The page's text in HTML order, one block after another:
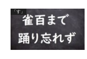
「す」